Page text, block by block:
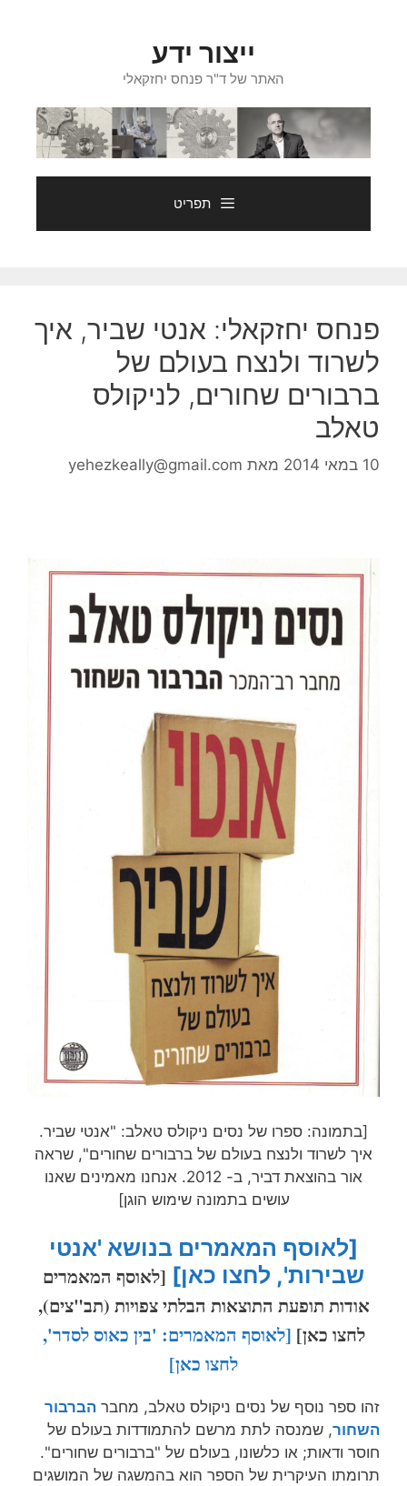
ייצור ידע
האתר של ד"ר פנחס יחזקאלי
תפריט
פנחס יחזקאלי: אנטי שביר, איך
לשרוד ולנצח בעולם של
ברבורים שחורים, לניקולס
טאלב
10 במאי 2014 מאת yehezkeally@gmail.com
[בתמונה: ספרו של נסים ניקולס טאלב: "אנטי שביר.
איך לשרוד ולנצח בעולם של ברבורים שחורים", שראה
אור בהוצאת דביר, ב- 2012. אנחנו מאמינים שאנו
עושים בתמונה שימוש הוגן]
[לאוסף המאמרים בנושא 'אנטי
שבירות', לחצו כאן] [לאוסף המאמרים
אודות תופעת התוצאות הבלתי צפויות (תב"צים),
לחצו כאן] [לאוסף המאמרים: 'בין כאוס לסדר',
לחצו כאן]
זהו ספר נוסף של נסים ניקולס טאלב, מחבר הברבור
השחור, שמנסה לתת מרשם להתמודדות בעולם של
חוסר ודאות; או כלשונו, בעולם של "ברבורים שחורים".
תרומתו העיקרית של הספר הוא בהמשגה של המושגים